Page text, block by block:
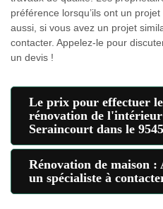
préférence lorsqu’ils ont un
aussi, si vous avez un projet
contacter. Appelez-le pour
un devis !
Le prix pour effectuer
rénovation de l'intérieur
Seraincourt dans le
Rénovation de maison
un spécialiste à